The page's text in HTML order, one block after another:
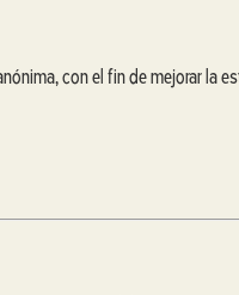
con el fin de mejorar la